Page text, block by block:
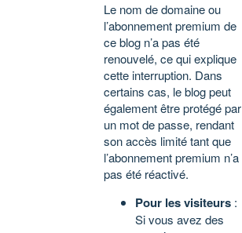
Le nom de domaine ou
l’abonnement premium de
ce blog n’a pas été
renouvelé, ce qui explique
cette interruption. Dans
certains cas, le blog peut
également être protégé par
un mot de passe, rendant
son accès limité tant que
l’abonnement premium n’a
pas été réactivé.
Pour les visiteurs :
Si vous avez des